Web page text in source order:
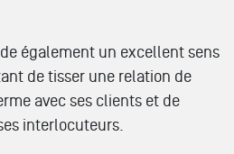
également un excellent sens
de tisser une relation de
avec ses clients et de
interlocuteurs.